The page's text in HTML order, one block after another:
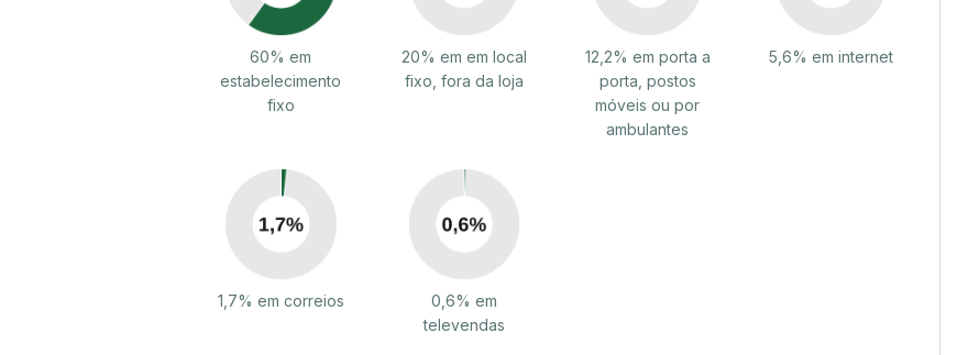
60% em
estabelecimento
fixo
20% em em local
fixo, fora da loja
12,2% em porta a
porta, postos
móveis ou por
ambulantes
5,6% em internet
1,7% em correios
0,6% em
televendas